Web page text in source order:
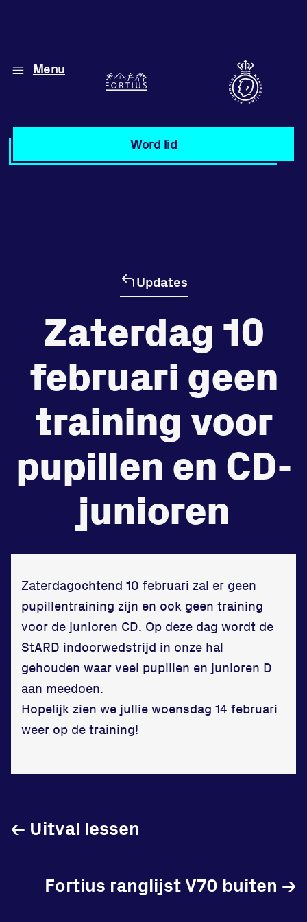
Menu
Word lid
Diverse disciplines
Atletiek
Beheersde
tegenstander
Worstelen
Prestaties op afstanden
zet je samen
Running
Zet een personal record
in onze gym
Fitness
Vereniging
Updates
Zaterdag 10
februari geen
training voor
pupillen en CD-
junioren
Zaterdagochtend 10 februari zal er geen
pupillentraining zijn en ook geen training
voor de junioren CD. Op deze dag wordt de
StARD indoorwedstrijd in onze hal
gehouden waar veel pupillen en junioren D
aan meedoen.
Hopelijk zien we jullie woensdag 14 februari
weer op de training!
Uitval lessen
←
Fortius ranglijst V70 buiten →